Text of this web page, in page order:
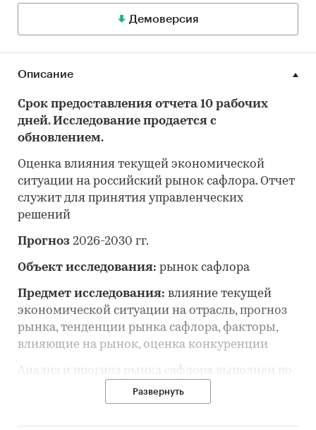
Демоверсия
Описание
Срок предоставления отчета 10 рабочих
дней. Исследование продается с
обновлением.
Оценка влияния текущей экономической
ситуации на российский рынок сафлора. Отчет
служит для принятия управленческих
решений
Прогноз 2026-2030 гг.
Объект исследования: рынок сафлора
Предмет исследования: влияние текущей
экономической ситуации на отрасль, прогноз
рынка, тенденции рынка сафлора, факторы,
влияющие на рынок, оценка конкуренции
Анализ и прогноз рынка сафлора выполнен по
рынку в целом, без выделения его сегментов
или изучения отдельных его сегментов.
Развернуть